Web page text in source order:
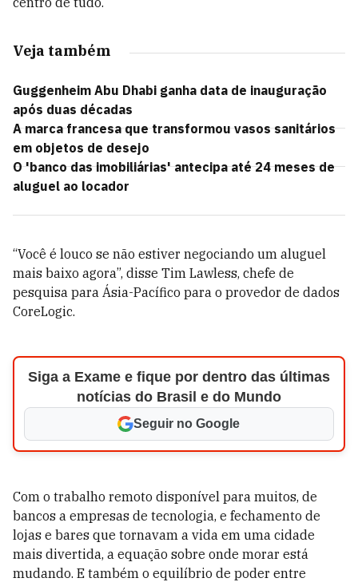
Veja também
Guggenheim Abu Dhabi ganha data de inauguração
após duas décadas
A marca francesa que transformou vasos sanitários
em objetos de desejo
O 'banco das imobiliárias' antecipa até 24 meses de
aluguel ao locador
“Você é louco se não estiver negociando um aluguel
mais baixo agora”, disse Tim Lawless, chefe de
pesquisa para Ásia-Pacífico para o provedor de dados
CoreLogic.
Siga a Exame e fique por dentro das últimas
notícias do Brasil e do Mundo
Seguir no Google
Com o trabalho remoto disponível para muitos, de
bancos a empresas de tecnologia, e fechamento de
lojas e bares que tornavam a vida em uma cidade
mais divertida, a equação sobre onde morar está
mudando. E também o equilíbrio de poder entre